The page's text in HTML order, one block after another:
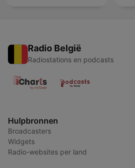
Radio België
Radiostations en podcasts
Hulpbronnen
Broadcasters
Widgets
Radio-websites per land